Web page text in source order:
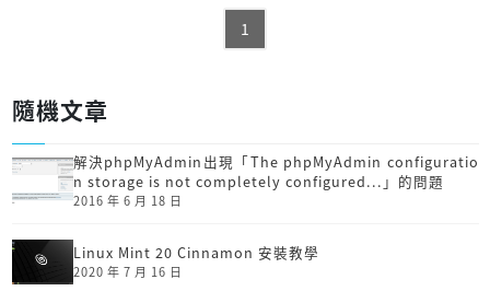
1
隨機文章
解決phpMyAdmin出現「The phpMyAdmin configuratio
n storage is not completely configured...」的問題
2016 年 6 月 18 日
Linux Mint 20 Cinnamon 安裝教學
2020 年 7 月 16 日